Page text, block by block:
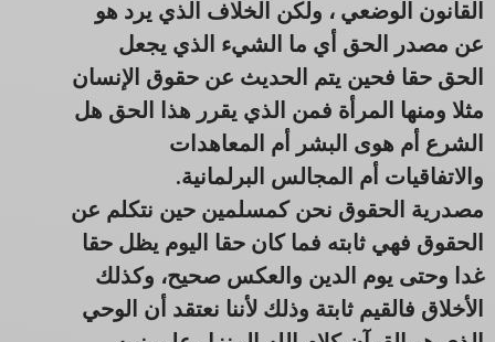
القانون الوضعي ، ولكن الخلاف الذي يرد هو
عن مصدر الحق أي ما الشيء الذي يجعل
الحق حقا فحين يتم الحديث عن حقوق الإنسان
مثلا ومنها المرأة فمن الذي يقرر هذا الحق هل
الشرع أم هوى البشر أم المعاهدات
والاتفاقيات أم المجالس البرلمانية.
مصدرية الحقوق نحن كمسلمين حين نتكلم عن
الحقوق فهي ثابته فما كان حقا اليوم يظل حقا
غدا وحتى يوم الدين والعكس صحيح، وكذلك
الأخلاق فالقيم ثابتة وذلك لأننا نعتقد أن الوحي